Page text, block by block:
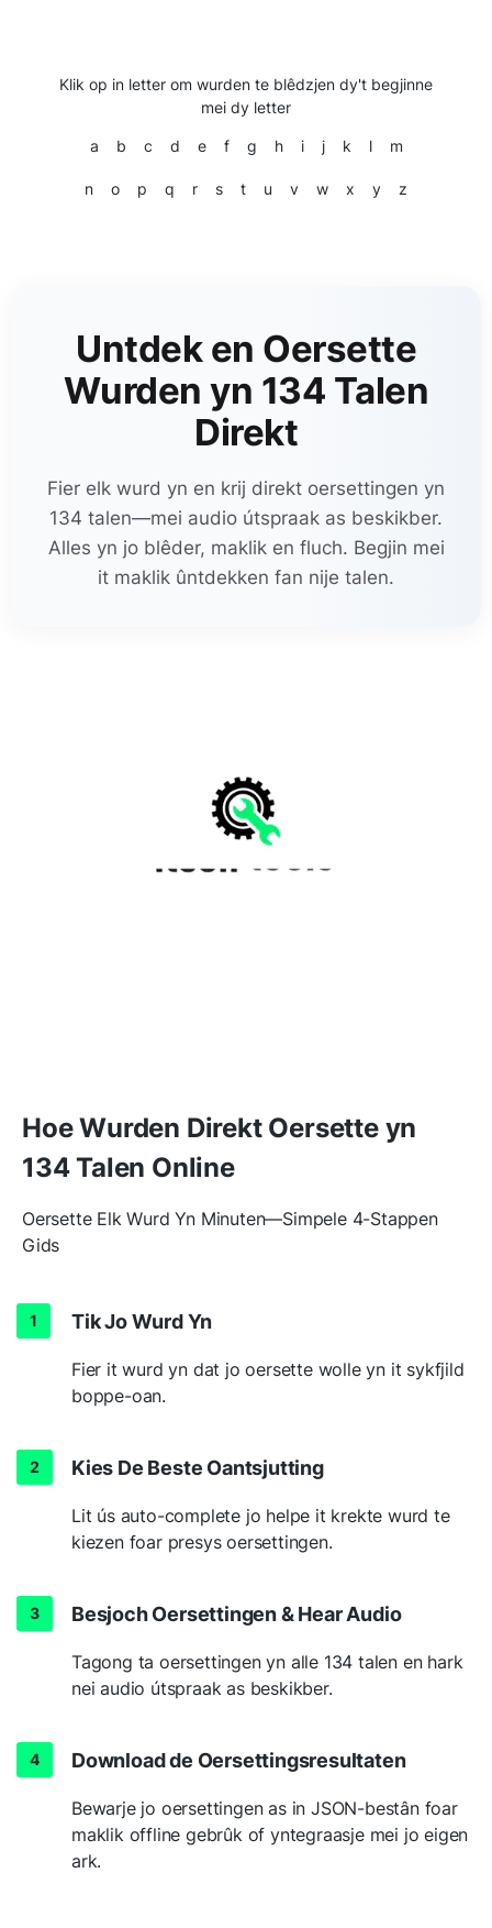
Klik op in letter om wurden te blêdzjen dy't begjinne
mei dy letter
a b c d e f g h i j k l m
n o p q r s t u v w x y z
Untdek en Oersette
Wurden yn 134 Talen
Direkt
Fier elk wurd yn en krij direkt oersettingen yn
134 talen—mei audio útspraak as beskikber.
Alles yn jo blêder, maklik en fluch. Begjin mei
it maklik ûntdekken fan nije talen.
Hoe Wurden Direkt Oersette yn
134 Talen Online
Oersette Elk Wurd Yn Minuten—Simpele 4-Stappen
Gids
Tik Jo Wurd Yn
Fier it wurd yn dat jo oersette wolle yn it sykfjild
boppe-oan.
Kies De Beste Oantsjutting
Lit ús auto-complete jo helpe it krekte wurd te
kiezen foar presys oersettingen.
Besjoch Oersettingen & Hear Audio
Tagong ta oersettingen yn alle 134 talen en hark
nei audio útspraak as beskikber.
Download de Oersettingsresultaten
Bewarje jo oersettingen as in JSON-bestân foar
maklik offline gebrûk of yntegraasje mei jo eigen
ark.